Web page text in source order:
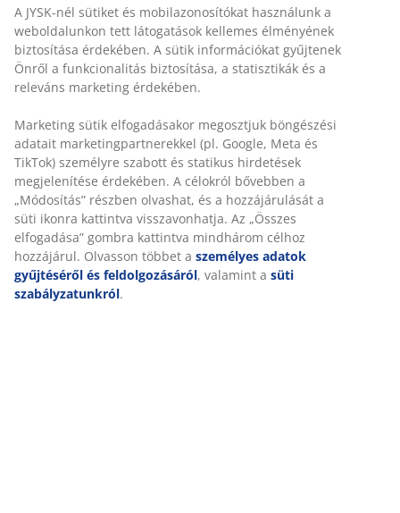
Magas hőmérsékleten mosható paplan 135x200 cm-es
méretben, 800 g könnyű, jól szigetelő szilikonizált
spirálbolyhos poliészter üreges szál töltettel. Puha,
100% poliészter mikroszálas huzattal. Mosás: 95°C.
SKU: 4015550
Részletes Adatok
Értékelések
A JYSK-nél sütiket és mobilazonosítókat használunk a
weboldalunkon tett látogatások kellemes élményének
biztosítása érdekében. A sütik információkat gyűjtenek
Önről a funkcionalitás biztosítása, a statisztikák és a
releváns marketing érdekében.
Marketing sütik elfogadásakor megosztjuk böngészési
adatait marketingpartnerekkel (pl. Google, Meta és
TikTok) személyre szabott és statikus hirdetések
megjelenítése érdekében. A célokról bővebben a
„Módosítás” részben olvashat, és a hozzájárulását a
süti ikonra kattintva visszavonhatja. Az „Összes
elfogadása” gombra kattintva mindhárom célhoz
hozzájárul. Olvasson többet a személyes adatok
gyűjtéséről és feldolgozásáról, valamint a süti
szabályzatunkról.